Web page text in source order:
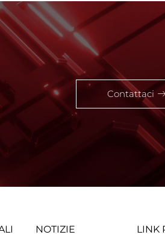
Contattaci
NOTIZIE LINK